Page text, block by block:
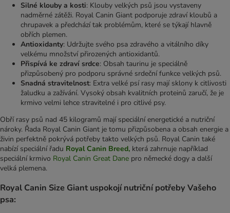
Silné klouby a kosti: Klouby velkých psů jsou vystaveny
nadměrné zátěži. Royal Canin Giant podporuje zdraví kloubů a
chrupavek a předchází tak problémům, které se týkají hlavně
obřích plemen.
Antioxidanty: Udržujte svého psa zdravého a vitálního díky
velkému množství přirozených antioxidantů.
Přispívá ke zdraví srdce: Obsah taurinu je speciálně
přizpůsobený pro podporu správné srdeční funkce velkých psů.
Snadná stravitelnost: Extra velké psí rasy mají sklony k citlivosti
žaludku a zažívání. Vysoký obsah kvalitních proteinů zaručí, že je
krmivo velmi lehce stravitelné i pro citlivé psy.
Obří rasy psů nad 45 kilogramů mají speciální energetické a nutriční
nároky. Řada Royal Canin Giant je tomu přizpůsobena a obsah energie a
živin perfektně pokrývá potřeby takto velkých psů. Royal Canin také
nabízí speciální řadu Royal Canin Breed, která zahrnuje například
speciální krmivo Royal Canin Great Dane pro německé dogy a další
velká plemena.
Royal Canin Size Giant uspokojí nutriční potřeby Vašeho
psa: